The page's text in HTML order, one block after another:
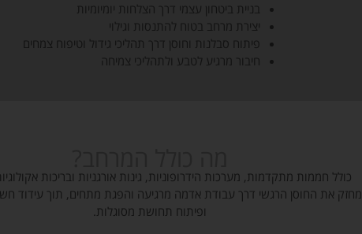
בניית ביטחון עצמי דרך הצלחות יומיומיות
יצירת מרחב בטוח להתנסות וגילוי
פיתוח סבלנות וחוסן דרך תהליכי גידול וטיפוח צמחים
חיבור מרגיע לטבע ולתהליכי צמיחה
כולל חממות מתקדמות, מערכות הידרופוניות, גינות אורגניות ובריכות
מחזק את החוסן הרגשי דרך עבודת אדמה מרגיעה והפגת מתחים, תוך עידוד
ופיתוח תחושת מסוגלות.